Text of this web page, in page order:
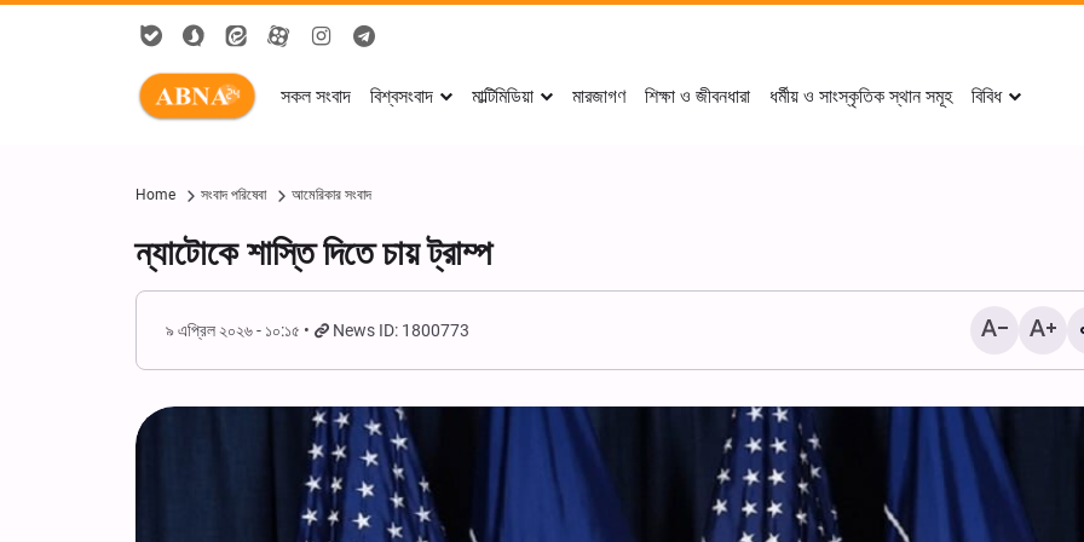
সকল সংবাদ বিশ্বসংবাদ মাল্টিমিডিয়া মারজাগণ শিক্ষা ও জীবনধারা ধর্মীয় ও সাংস্কৃতিক স্থান সমূহ বিবিধ
Home সংবাদ পরিষেবা আমেরিকার সংবাদ
ন্যাটোকে শাস্তি দিতে চায় ট্রাম্প
৯ এপ্রিল ২০২৬ - ১০:১৫ News ID: 1800773
২০ই সফর পবিত্র কারবালার মহান
আরবাঈন (চল্লিশা) উপলক্ষে শোক
আয়োজন করা হয়।